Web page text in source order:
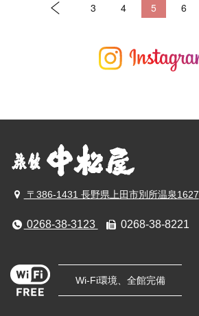
3 4 5 6
〒386-1431 長野県上田市別所温泉1627
0268-38-3123 0268-38-8221
Wi-Fi環境、全館完備